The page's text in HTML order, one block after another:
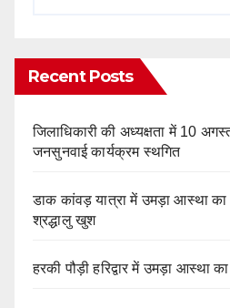
Recent Posts
जिलाधिकारी की अध्यक्षता में 10
जनसुनवाई कार्यक्रम स्थगित
डाक कांवड़ यात्रा में उमड़ा आस्था
श्रद्धालु खुश
हरकी पौड़ी हरिद्वार में उमड़ा आस्था